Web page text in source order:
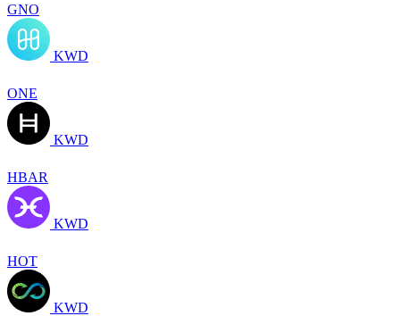
GNO
KWD
ONE
KWD
HBAR
KWD
HOT
KWD